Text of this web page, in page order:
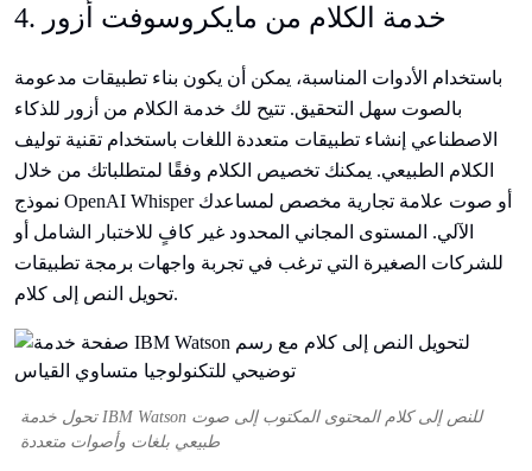
4. خدمة الكلام من مايكروسوفت أزور
باستخدام الأدوات المناسبة، يمكن أن يكون بناء تطبيقات مدعومة
بالصوت سهل التحقيق. تتيح لك خدمة الكلام من أزور للذكاء
الاصطناعي إنشاء تطبيقات متعددة اللغات باستخدام تقنية توليف
الكلام الطبيعي. يمكنك تخصيص الكلام وفقًا لمتطلباتك من خلال
نموذج OpenAI Whisper أو صوت علامة تجارية مخصص لمساعدك
الآلي. المستوى المجاني المحدود غير كافٍ للاختبار الشامل أو
للشركات الصغيرة التي ترغب في تجربة واجهات برمجة تطبيقات
تحويل النص إلى كلام.
تحول خدمة IBM Watson للنص إلى كلام المحتوى المكتوب إلى صوت
طبيعي بلغات وأصوات متعددة